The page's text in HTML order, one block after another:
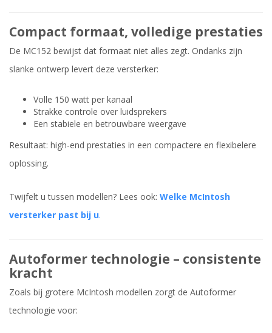
Compact formaat, volledige prestaties
De MC152 bewijst dat formaat niet alles zegt. Ondanks zijn
slanke ontwerp levert deze versterker:
Volle 150 watt per kanaal
Strakke controle over luidsprekers
Een stabiele en betrouwbare weergave
Resultaat: high-end prestaties in een compactere en flexibelere
oplossing.
Twijfelt u tussen modellen? Lees ook: Welke McIntosh
versterker past bij u.
Autoformer technologie – consistente
kracht
Zoals bij grotere McIntosh modellen zorgt de Autoformer
technologie voor: